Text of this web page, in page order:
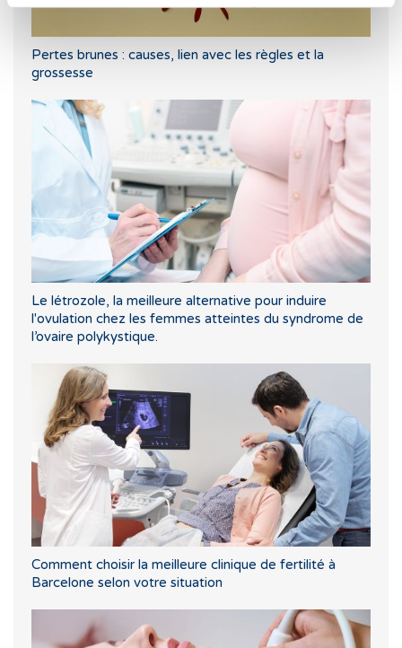
Pertes brunes : causes, lien avec les règles et la
grossesse
Le létrozole, la meilleure alternative pour induire
l'ovulation chez les femmes atteintes du syndrome de
l’ovaire polykystique.
Comment choisir la meilleure clinique de fertilité à
Barcelone selon votre situation